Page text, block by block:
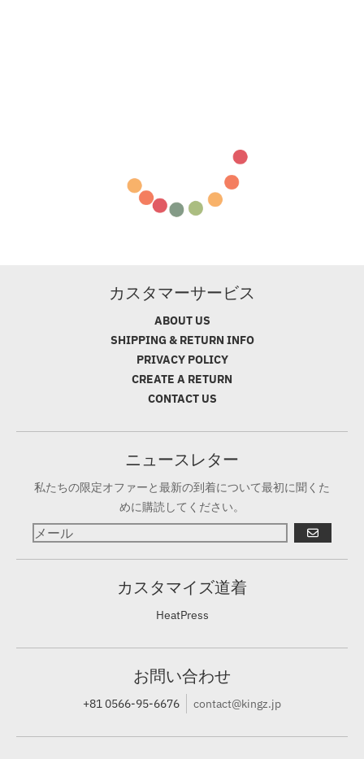
カスタマーサービス
ABOUT US
SHIPPING & RETURN INFO
PRIVACY POLICY
CREATE A RETURN
CONTACT US
ニュースレター
私たちの限定オファーと最新の到着について最初に聞くた
めに購読してください。
登録
カスタマイズ道着
HeatPress
お問い合わせ
+81 0566-95-6676 contact@kingz.jp